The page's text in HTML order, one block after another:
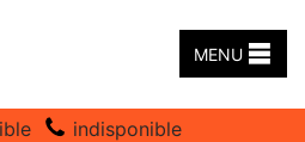
MENU
indisponible